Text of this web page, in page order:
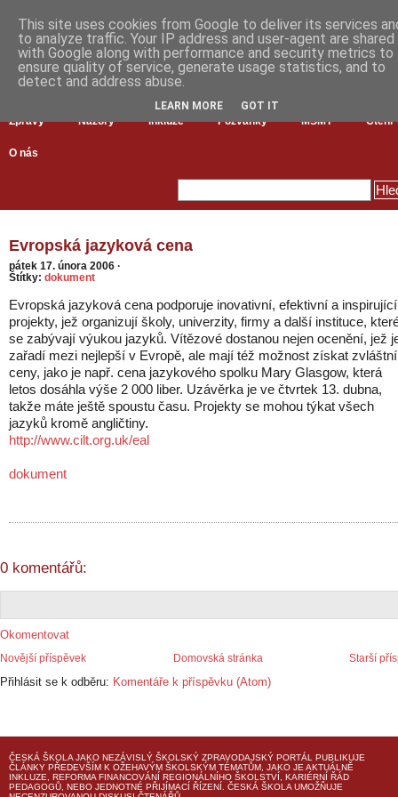
Zprávy Názory Inkluze Pozvánky MŠMT Čtení
O nás
Evropská jazyková cena
pátek 17. února 2006 ·
Štítky: dokument
Evropská jazyková cena podporuje inovativní, efektivní a inspirující
projekty, jež organizují školy, univerzity, firmy a další instituce,
se zabývají výukou jazyků. Vítězové dostanou nejen ocenění, jež
zařadí mezi nejlepší v Evropě, ale mají též možnost získat zvláštní
ceny, jako je např. cena jazykového spolku Mary Glasgow, která
letos dosáhla výše 2 000 liber. Uzávěrka je ve čtvrtek 13. dubna,
takže máte ještě spoustu času. Projekty se mohou týkat všech
jazyků kromě angličtiny.
http://www.cilt.org.uk/eal
dokument
0 komentářů:
Okomentovat
Novější příspěvek Starší
Domovská stránka
Přihlásit se k odběru: Komentáře k příspěvku (Atom)
ČESKÁ ŠKOLA JAKO NEZÁVISLÝ ŠKOLSKÝ ZPRAVODAJSKÝ PORTÁL PUBLIKUJE
ČLÁNKY PŘEDEVŠÍM K OŽEHAVÝM ŠKOLSKÝM TÉMATŮM, JAKO JE AKTUÁLNĚ
INKLUZE, REFORMA FINANCOVÁNÍ REGIONÁLNÍHO ŠKOLSTVÍ, KARIÉRNÍ ŘÁD
PEDAGOGŮ, NEBO JEDNOTNÉ PŘIJÍMACÍ ŘÍZENÍ. ČESKÁ ŠKOLA UMOŽŇUJE
This site uses cookies from Google to deliver its services
to analyze traffic. Your IP address and user-agent are shared
with Google along with performance and security metrics to
ensure quality of service, generate usage statistics, and to
detect and address abuse.
LEARN MORE GOT IT